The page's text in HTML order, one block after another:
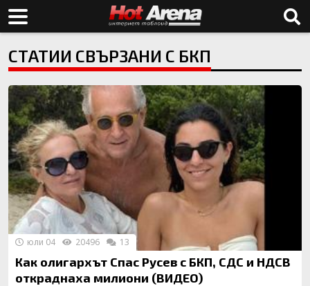
СТАТИИ СВЪРЗАНИ С БКП
Как олигархът Спас Русев с БКП, СДС и НДСВ
откраднаха милиони (ВИДЕО)
юли 04 20496 13